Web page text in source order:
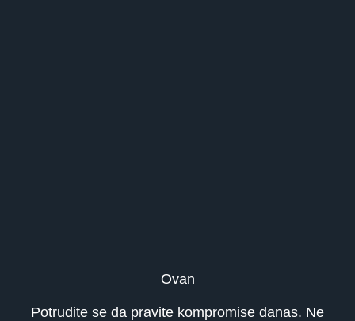
Ovan
Potrudite se da pravite kompromise danas. Ne